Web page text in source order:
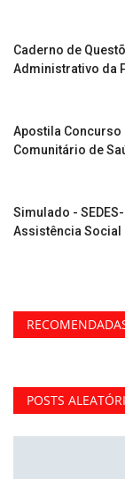
Caderno de
Administrativo da
Apostila Concurso
Comunitário de
Simulado -
Assistência Social
POSTS